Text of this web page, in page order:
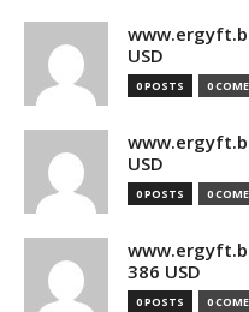
USD
0 POSTS 0
USD
0 POSTS 0
386 USD
0 POSTS 0